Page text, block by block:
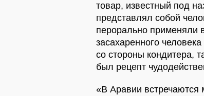
товар, известный под
представлял собой
перорально применяли
засахаренного
со стороны кондитера,
был рецепт
«В Аравии встречаются